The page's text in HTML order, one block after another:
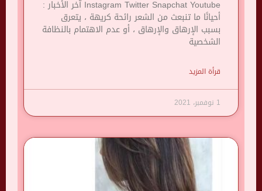
Instagram Twitter Snapchat Youtube آخر الأخبار :
أحيانًا ما تنبعث من الشعر رائحة كريهة ، يتعرق
بسبب الإرهاق والإرهاق ، أو عدم الاهتمام بالنظافة
الشخصية
قرأة المزيد
1 نوفمبر، 2021